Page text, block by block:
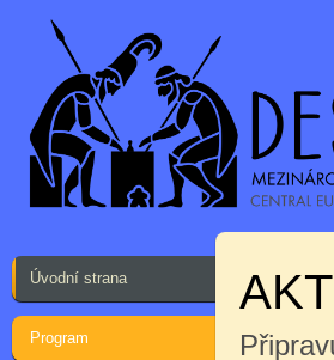
Úvodní strana
Program